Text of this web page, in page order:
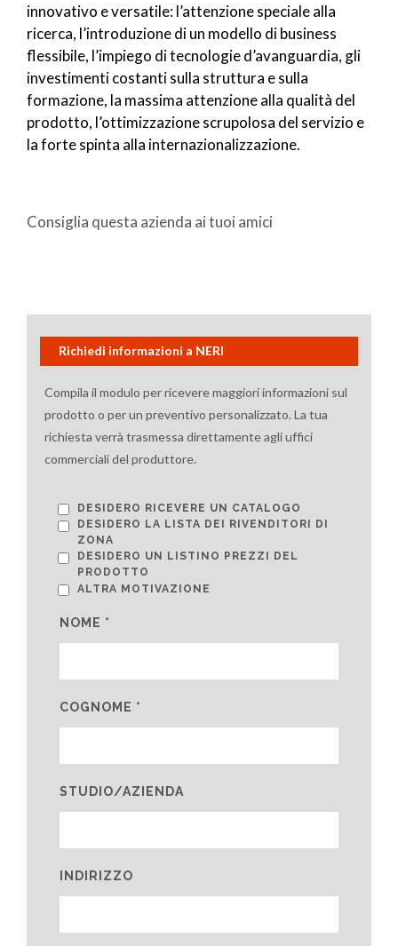
innovativo e versatile: l’attenzione speciale alla
ricerca, l’introduzione di un modello di business
flessibile, l’impiego di tecnologie d’avanguardia, gli
investimenti costanti sulla struttura e sulla
formazione, la massima attenzione alla qualità del
prodotto, l’ottimizzazione scrupolosa del servizio e
la forte spinta alla internazionalizzazione.
Consiglia questa azienda ai tuoi amici
Richiedi informazioni a NERI
Compila il modulo per ricevere maggiori informazioni sul
prodotto o per un preventivo personalizzato. La tua
richiesta verrà trasmessa direttamente agli uffici
commerciali del produttore.
DESIDERO RICEVERE UN CATALOGO
DESIDERO LA LISTA DEI RIVENDITORI DI
ZONA
DESIDERO UN LISTINO PREZZI DEL
PRODOTTO
ALTRA MOTIVAZIONE
NOME *
COGNOME *
STUDIO/AZIENDA
INDIRIZZO